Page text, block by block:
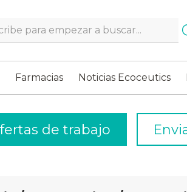
Farmacias Noticias Ecoceutics
de trabajo